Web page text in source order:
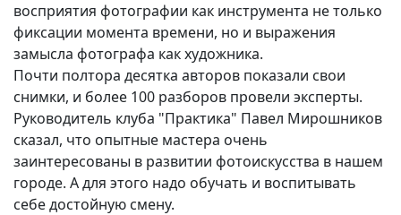
восприятия фотографии как инструмента не только
фиксации момента времени, но и выражения
замысла фотографа как художника.
Почти полтора десятка авторов показали свои
снимки, и более 100 разборов провели эксперты.
Руководитель клуба "Практика" Павел Мирошников
сказал, что опытные мастера очень
заинтересованы в развитии фотоискусства в нашем
городе. А для этого надо обучать и воспитывать
себе достойную смену.